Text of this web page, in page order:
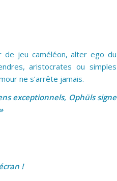
de jeu caméléon, alter ego du
aristocrates ou simples
ne s’arrête jamais.
exceptionnels, Ophüls signe
!